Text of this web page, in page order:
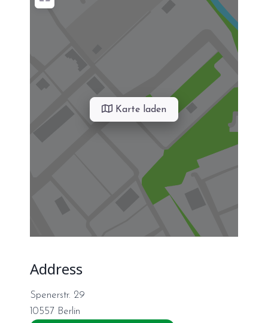
Karte laden
Address
Spenerstr. 29
10557 Berlin